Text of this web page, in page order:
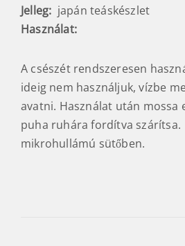
Jelleg: japán teáskészlet
Használat:
A csészét rendszeresen
ideig nem használjuk, vízbe
avatni. Használat után mossa
puha ruhára fordítva szárítsa.
mikrohullámú sütőben.